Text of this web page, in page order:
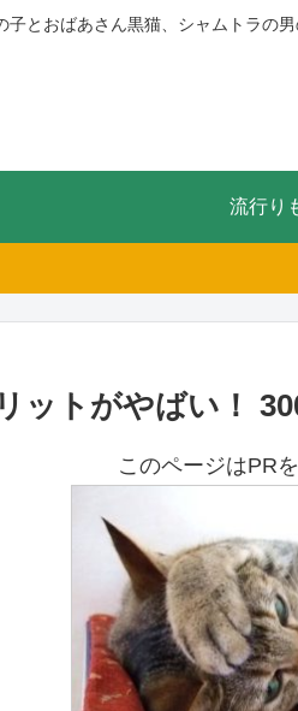
子とおばあさん黒猫、シャムトラの
流行り
ットがやばい！
このページはPR